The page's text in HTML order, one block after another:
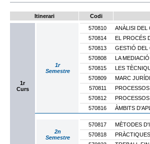
Itinerari Codi
1r
Curs
1r
Semestre
570810
ANÀLISI DEL
570814
EL PROCÉS
570813
GESTIÓ DEL
570808
LA
570815
LES
570809
MARC
570811
570812
570816
ÀMBITS
2n
Semestre
570817
MÈTODES
570818